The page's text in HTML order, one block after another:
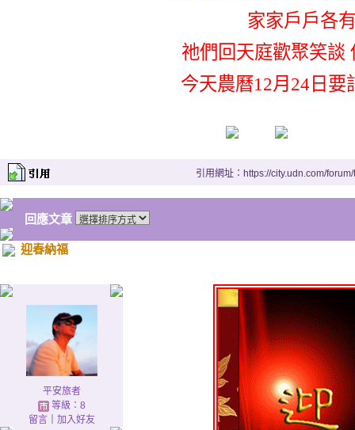
家家戶戶各
祂們回天庭歡聚笑談
今天農曆12月24日
引用網址：https://city.udn.com/
回應文章
迎春納福
平安旅者
等級：8
留言｜ 加入好友